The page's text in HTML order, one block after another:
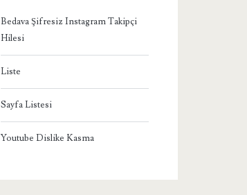
Bedava Şifresiz Instagram Takipçi
Hilesi
Liste
Sayfa Listesi
Youtube Dislike Kasma